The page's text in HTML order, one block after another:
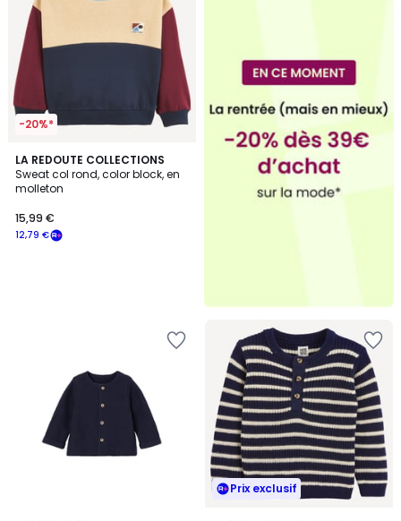
-20%*
LA REDOUTE COLLECTIONS
Sweat col rond, color block, en
molleton
12,79 €
15,99 €
Prix exclusif